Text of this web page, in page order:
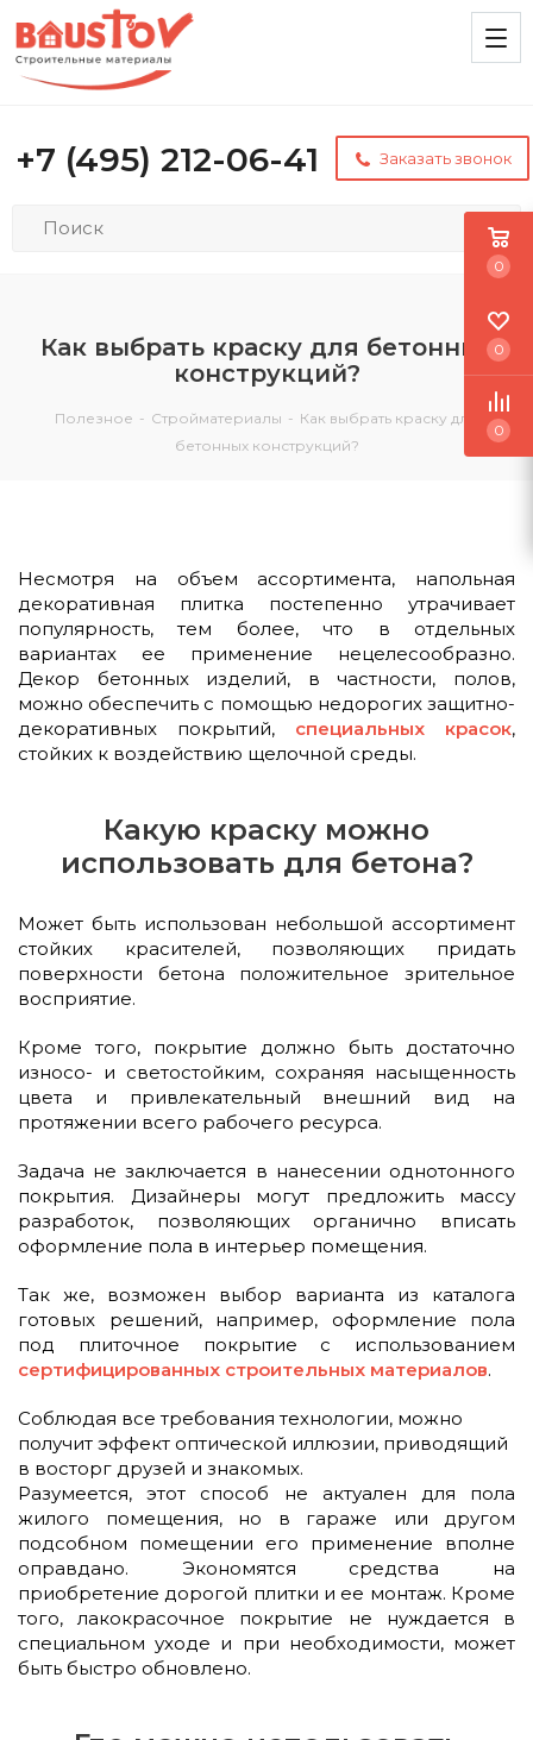
+7 (495) 212-06-41 Заказать звонок
Как выбрать краску для бетонных
конструкций?
Полезное - Стройматериалы - Как выбрать краску для
бетонных конструкций?
Несмотря на объем ассортимента, напольная
декоративная плитка постепенно утрачивает
популярность, тем более, что в отдельных
вариантах ее применение нецелесообразно.
Декор бетонных изделий, в частности, полов,
можно обеспечить с помощью недорогих защитно-
декоративных покрытий, специальных красок,
стойких к воздействию щелочной среды.
Какую краску можно
использовать для бетона?
Может быть использован небольшой ассортимент
стойких красителей, позволяющих придать
поверхности бетона положительное зрительное
восприятие.
Кроме того, покрытие должно быть достаточно
износо- и светостойким, сохраняя насыщенность
цвета и привлекательный внешний вид на
протяжении всего рабочего ресурса.
Задача не заключается в нанесении однотонного
покрытия. Дизайнеры могут предложить массу
разработок, позволяющих органично вписать
оформление пола в интерьер помещения.
Так же, возможен выбор варианта из каталога
готовых решений, например, оформление пола
под плиточное покрытие с использованием
сертифицированных строительных материалов.
Соблюдая все требования технологии, можно
получит эффект оптической иллюзии, приводящий
в восторг друзей и знакомых.
Разумеется, этот способ не актуален для пола
жилого помещения, но в гараже или другом
подсобном помещении его применение вполне
оправдано. Экономятся средства на
приобретение дорогой плитки и ее монтаж. Кроме
того, лакокрасочное покрытие не нуждается в
специальном уходе и при необходимости, может
быть быстро обновлено.
0
0
0